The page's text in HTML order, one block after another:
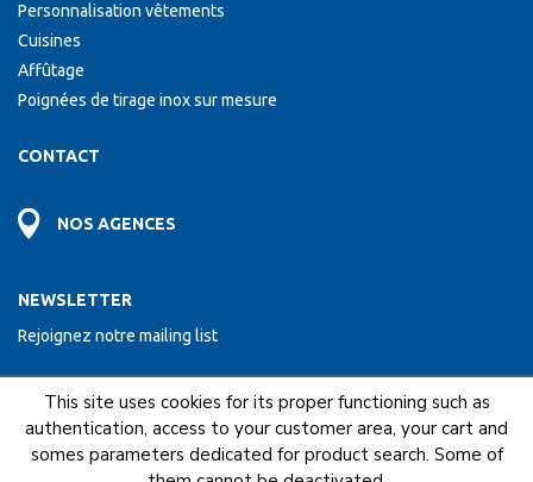
Personnalisation vêtements
Cuisines
Affûtage
Poignées de tirage inox sur mesure
CONTACT
NOS AGENCES
NEWSLETTER
Rejoignez notre mailing list
ENVOYER
This site uses cookies for its proper functioning such as
authentication, access to your customer area, your cart and
somes parameters dedicated for product search. Some of